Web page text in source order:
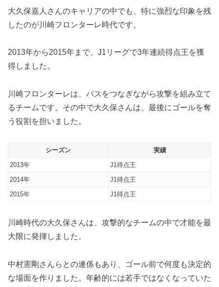
大久保嘉人さんのキャリアの中でも、特に強烈な印象を残
したのが川崎フロンターレ時代です。
2013年から2015年まで、J1リーグで3年連続得点王を獲
得しました。
川崎フロンターレは、パスをつなぎながら攻撃を組み立て
るチームです。その中で大久保さんは、最後にゴールを奪
う役割を担いました。
シーズン
実績
2013年
J1得点王
2014年
J1得点王
2015年
J1得点王
川崎時代の大久保さんは、攻撃的なチームの中で才能を最
大限に発揮しました。
中村憲剛さんらとの連係もあり、ゴール前で何度も決定的
な場面を作りました。年齢的には若手ではなくなっていた